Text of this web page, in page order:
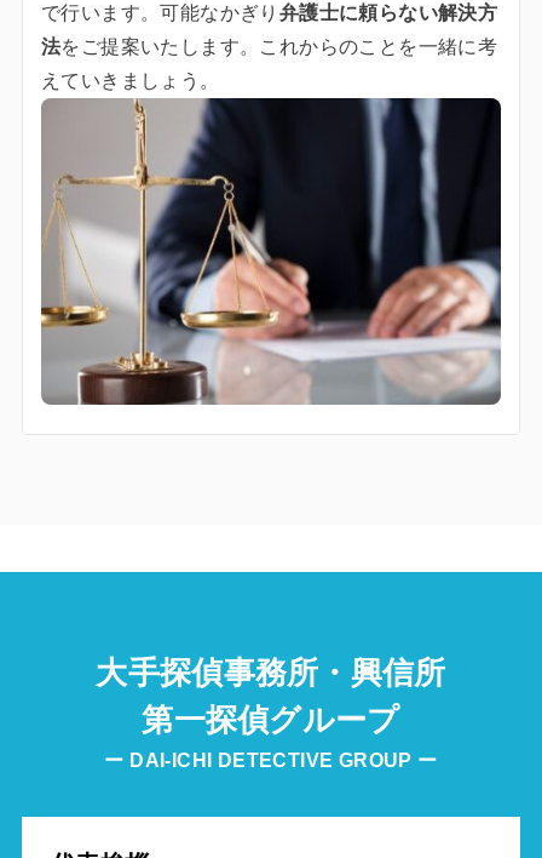
で行います。可能なかぎり 弁護士に頼らない解決方
法をご提案いたします。これからのことを一緒に考
えていきましょう。
大手探偵事務所・興信所
第一探偵グループ
ー DAI-ICHI DETECTIVE GROUP ー